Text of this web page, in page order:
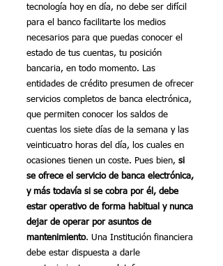
tecnología hoy en día, no debe ser difícil
para el banco facilitarte los medios
necesarios para que puedas conocer el
estado de tus cuentas, tu posición
bancaria, en todo momento. Las
entidades de crédito presumen de ofrecer
servicios completos de banca electrónica,
que permiten conocer los saldos de
cuentas los siete días de la semana y las
veinticuatro horas del día, los cuales en
ocasiones tienen un coste. Pues bien, si
se ofrece el servicio de banca electrónica,
y más todavía si se cobra por él, debe
estar operativo de forma habitual y nunca
dejar de operar por asuntos de
mantenimiento. Una Institución financiera
debe estar dispuesta a darle